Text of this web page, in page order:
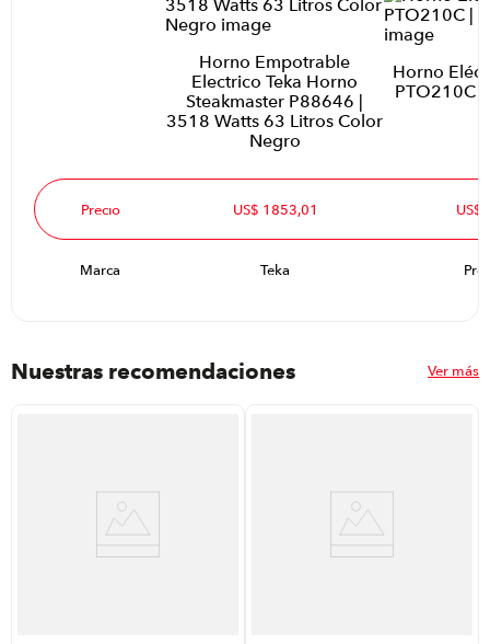
Horno Empotrable
Electrico Teka Horno
Steakmaster P88646 |
3518 Watts 63 Litros Color
Negro
Horno
PTO210C
Precio US$ 1853,01 US$
Marca Teka
Nuestras recomendaciones Ver más